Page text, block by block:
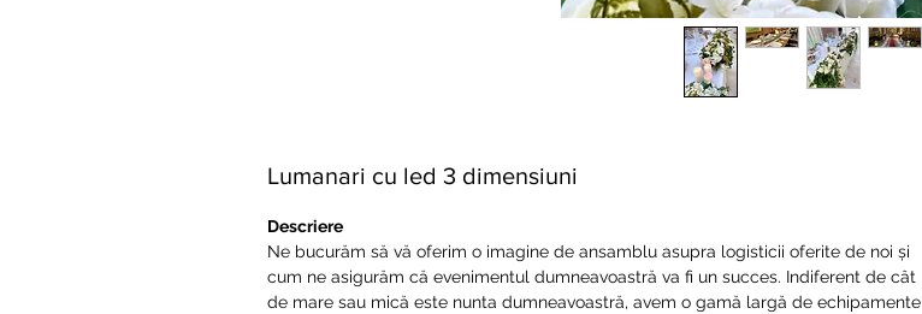
Lumanari cu led 3 dimensiuni
Descriere
Ne bucurăm să vă oferim o imagine de ansamblu asupra logisticii oferite de noi și
cum ne asigurăm că evenimentul dumneavoastră va fi un succes. Indiferent de cât
de mare sau mică este nunta dumneavoastră, avem o gamă largă de echipamente